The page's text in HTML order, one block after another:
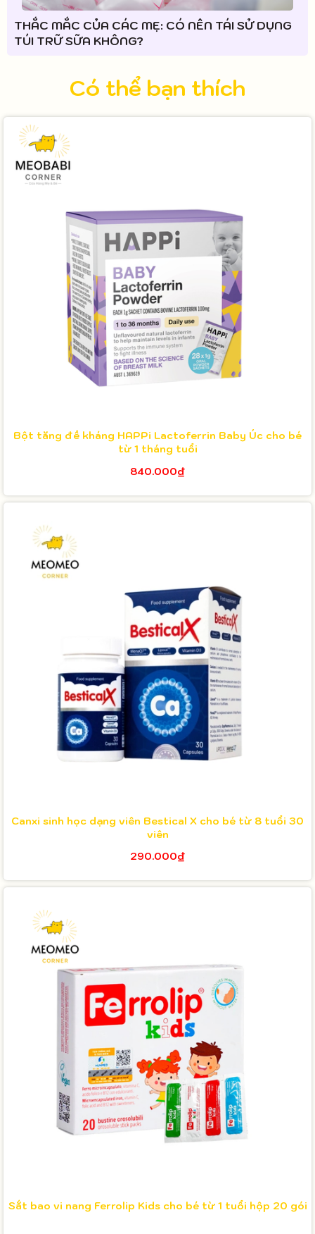
THẮC MẮC CỦA CÁC MẸ: CÓ NÊN TÁI SỬ DỤNG
TÚI TRỮ SỮA KHÔNG?
Có thể bạn thích
Bột tăng đề kháng HAPPi Lactoferrin Baby Úc cho bé
từ 1 tháng tuổi
840.000₫
Canxi sinh học dạng viên Bestical X cho bé từ 8 tuổi 30
viên
290.000₫
Sắt bao vi nang Ferrolip Kids cho bé từ 1 tuổi hộp 20 gói